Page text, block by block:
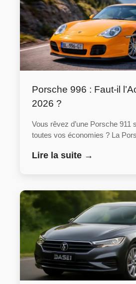
Porsche 996 : Faut-il
2026 ?
Vous rêvez d’une Porsche 911
toutes vos économies ? La
Lire la suite →